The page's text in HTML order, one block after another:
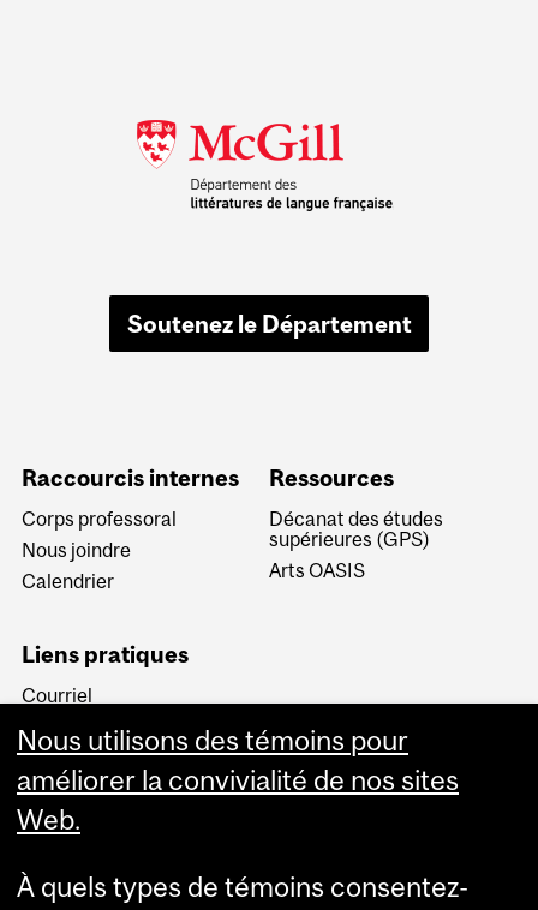
Soutenez le Département
Raccourcis internes
Corps professoral
Nous joindre
Calendrier
Ressources
Décanat des études
supérieures (GPS)
Arts OASIS
Liens pratiques
Courriel
Minerva
MyCourses
Nous utilisons des témoins pour
améliorer la convivialité de nos sites
Web.
À quels types de témoins consentez-